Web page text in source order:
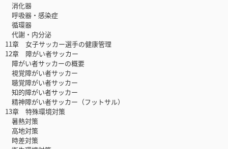
消化器
呼吸器・感染症
循環器
代謝・内分泌
11章 女子サッカー選手の健康管理
12章 障がい者サッカー
障がい者サッカーの概要
視覚障がい者サッカー
聴覚障がい者サッカー
知的障がい者サッカー
精神障がい者サッカー（フットサル）
13章 特殊環境対策
暑熱対策
高地対策
時差対策